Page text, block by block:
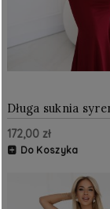
Długa suknia
czarną koronką i
Bordowa
172,00 zł
Do Koszyka